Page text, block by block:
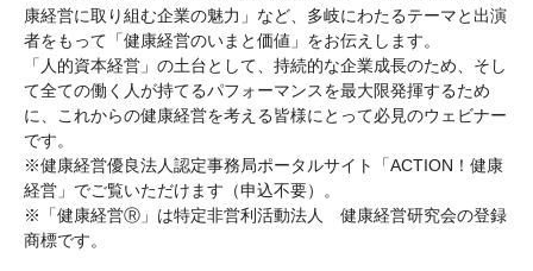
康経営に取り組む企業の魅力」など、多岐にわたるテーマと出演
者をもって「健康経営のいまと価値」をお伝えします。
「人的資本経営」の土台として、持続的な企業成長のため、そし
て全ての働く人が持てるパフォーマンスを最大限発揮するため
に、これからの健康経営を考える皆様にとって必見のウェビナー
です。
※健康経営優良法人認定事務局ポータルサイト「ACTION！健康
経営」でご覧いただけます（申込不要）。
※「健康経営Ⓡ」は特定非営利活動法人 健康経営研究会の登録
商標です。